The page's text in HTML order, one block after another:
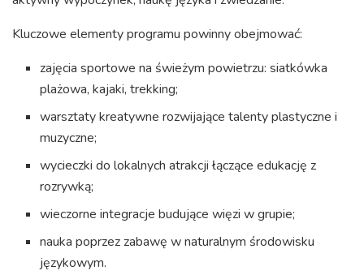
Kluczowe elementy programu powinny obejmować:
zajęcia sportowe na świeżym powietrzu: siatkówka
plażowa, kajaki, trekking;
warsztaty kreatywne rozwijające talenty plastyczne i
muzyczne;
wycieczki do lokalnych atrakcji łączące edukację z
rozrywką;
wieczorne integracje budujące więzi w grupie;
nauka poprzez zabawę w naturalnym środowisku
językowym.